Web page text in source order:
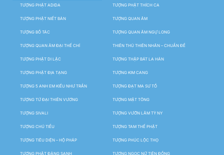
TƯỢNG PHẬT ADIDA TƯỢNG PHẬT THÍCH CA
TƯỢNG PHẬT NIẾT BÀN TƯỢNG QUAN ÂM
TƯỢNG BỒ TÁC TƯỢNG QUAN ÂM NGỰ LONG
TƯỢNG QUAN ÂM ĐẠI THẾ CHÍ THIÊN THỦ THIÊN NHÃN – CHUẨN ĐỀ
TƯỢNG PHẬT DI LẶC TƯỢNG THẬP BÁT LA HÁN
TƯỢNG PHẬT ĐỊA TẠNG TƯỢNG KIM CANG
TƯỢNG 5 ANH EM KIỀU NHƯ TRẦN TƯỢNG ĐẠT MA SƯ TỔ
TƯỢNG TỨ ĐẠI THIÊN VƯƠNG TƯỢNG MẬT TÔNG
TƯỢNG SIVALI TƯỢNG VƯỜN LÂM TỲ NY
TƯỢNG CHÚ TIỂU TƯỢNG TAM THẾ PHẬT
TƯỢNG TIÊU DIỆN – HỘ PHÁP TƯỢNG PHÚC LỘC THỌ
TƯỢNG PHẬT ĐẢNG SANH TƯỢNG NGỌC NỮ TIÊN ĐỒNG